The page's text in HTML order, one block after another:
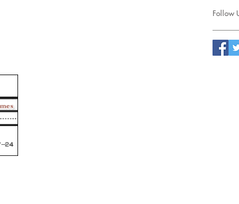
Follow